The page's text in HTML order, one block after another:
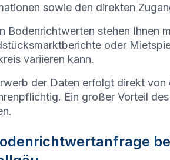
sowie den direkten
Bodenrichtwerten stehen Ihnen
oder
variieren kann.
der Daten erfolgt direkt
Ein großer Vorteil